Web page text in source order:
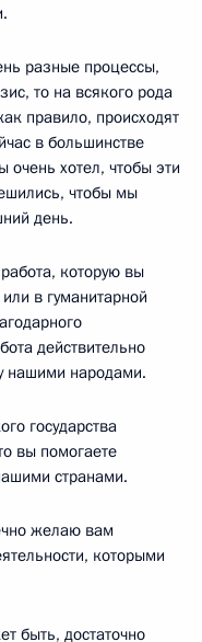
разные процессы,
то на всякого рода
правило, происходят
в большинстве
очень хотел, чтобы эти
чтобы мы
день.
которую вы
в гуманитарной
действительно
нашими народами.
государства
вы помогаете
странами.
желаю вам
которыми
быть, достаточно